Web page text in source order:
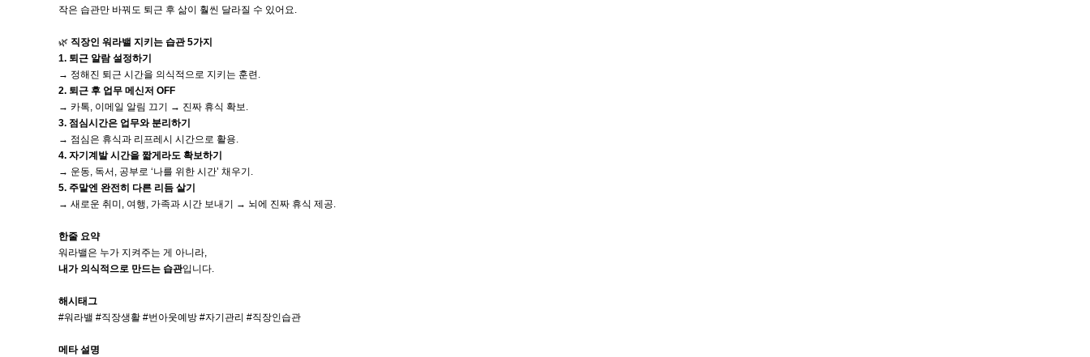
작은 습관만 바꿔도 퇴근 후 삶이 훨씬 달라질 수 있어요.
🌿 직장인 워라밸 지키는 습관 5가지
1. 퇴근 알람 설정하기
→ 정해진 퇴근 시간을 의식적으로 지키는 훈련.
2. 퇴근 후 업무 메신저 OFF
→ 카톡, 이메일 알림 끄기 → 진짜 휴식 확보.
3. 점심시간은 업무와 분리하기
→ 점심은 휴식과 리프레시 시간으로 활용.
4. 자기계발 시간을 짧게라도 확보하기
→ 운동, 독서, 공부로 ‘나를 위한 시간’ 채우기.
5. 주말엔 완전히 다른 리듬 살기
→ 새로운 취미, 여행, 가족과 시간 보내기 → 뇌에 진짜 휴식 제공.
한줄 요약
워라밸은 누가 지켜주는 게 아니라,
내가 의식적으로 만드는 습관입니다.
해시태그
#워라밸 #직장생활 #번아웃예방 #자기관리 #직장인습관
메타 설명